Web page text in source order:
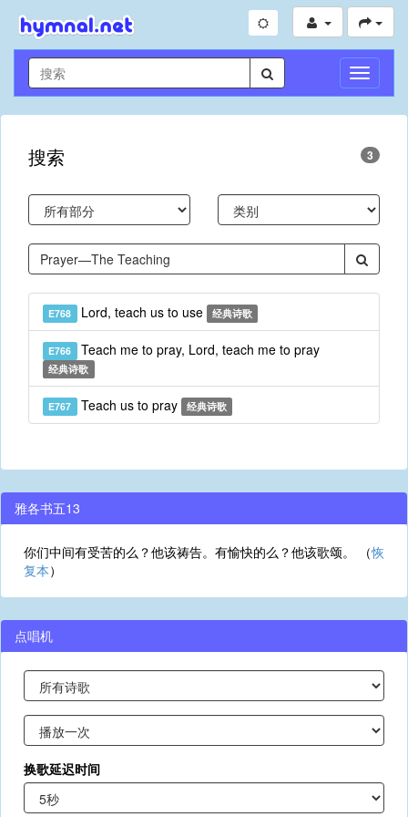
切
换
导
搜索 3
E768 Lord, teach us to use 经典诗歌
E766 Teach me to pray, Lord, teach me to pray
经典诗歌
E767 Teach us to pray 经典诗歌
雅各书五13
你们中间有受苦的么？他该祷告。有愉快的么？他该歌颂。 （恢
复本）
点唱机
换歌延迟时间